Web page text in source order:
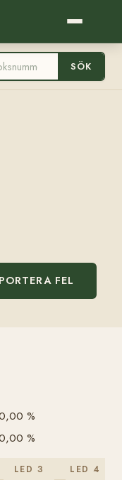
SÖK
FEL
%
%
LED 3 LED 4